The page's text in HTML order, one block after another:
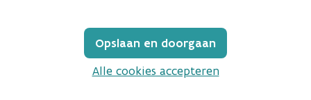
Volg ons op sociale media:
Opslaan en doorgaan
Alle cookies accepteren